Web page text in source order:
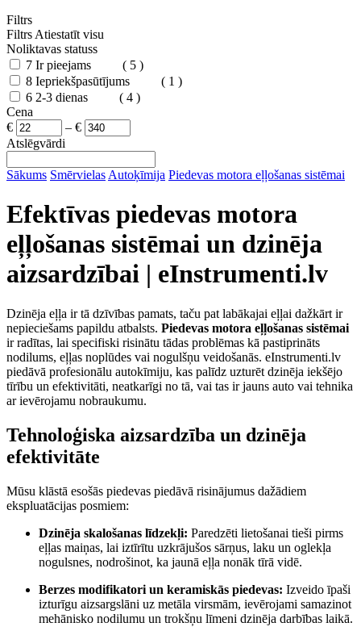
Filtrs
Filtrs Atiestatīt visu
Noliktavas statuss
7 Ir pieejams
( 5 )
8 Iepriekšpasūtījums
( 1 )
6 2-3 dienas
( 4 )
Cena
€
– €
Atslēgvārdi
Sākums Smērvielas Autoķīmija Piedevas motora eļļošanas sistēmai
Efektīvas piedevas motora
eļļošanas sistēmai un dzinēja
aizsardzībai | eInstrumenti.lv
Dzinēja eļļa ir tā dzīvības pamats, taču pat labākajai eļļai dažkārt ir
nepieciešams papildu atbalsts. Piedevas motora eļļošanas sistēmai
ir radītas, lai specifiski risinātu tādas problēmas kā pastiprināts
nodilums, eļļas noplūdes vai nogulšņu veidošanās. eInstrumenti.lv
piedāvā profesionālu autokīmiju, kas palīdz uzturēt dzinēja iekšējo
tīrību un efektivitāti, neatkarīgi no tā, vai tas ir jauns auto vai tehnika
ar ievērojamu nobraukumu.
Tehnoloģiska aizsardzība un dzinēja
efektivitāte
Mūsu klāstā esošās piedevas piedāvā risinājumus dažādiem
ekspluatācijas posmiem:
Dzinēja skalošanas līdzekļi: Paredzēti lietošanai tieši pirms
eļļas maiņas, lai iztīrītu uzkrājušos sārņus, laku un oglekļa
nogulsnes, nodrošinot, ka jaunā eļļa nonāk tīrā vidē.
Berzes modifikatori un keramiskās piedevas: Izveido īpaši
izturīgu aizsargslāni uz metāla virsmām, ievērojami samazinot
mehānisko nodilumu un trokšņu līmeni dzinēja darbības laikā.